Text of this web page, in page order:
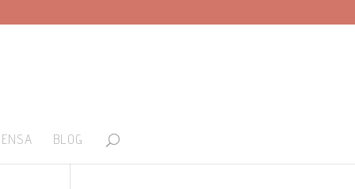
BLOG